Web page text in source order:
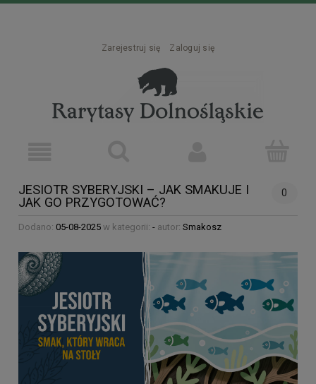
Zarejestruj się Zaloguj się
JESIOTR SYBERYJSKI – JAK SMAKUJE I
JAK GO PRZYGOTOWAĆ?
0
Dodano: 05-08-2025 w kategorii: - autor: Smakosz